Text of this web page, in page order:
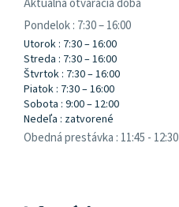
Pondelok : 7:30 – 16:00
Utorok : 7:30 – 16:00
Streda : 7:30 – 16:00
Štvrtok : 7:30 – 16:00
Piatok : 7:30 – 16:00
Sobota : 9:00 – 12:00
Nedeľa : zatvorené
Obedná prestávka : 11:45 - 12:30